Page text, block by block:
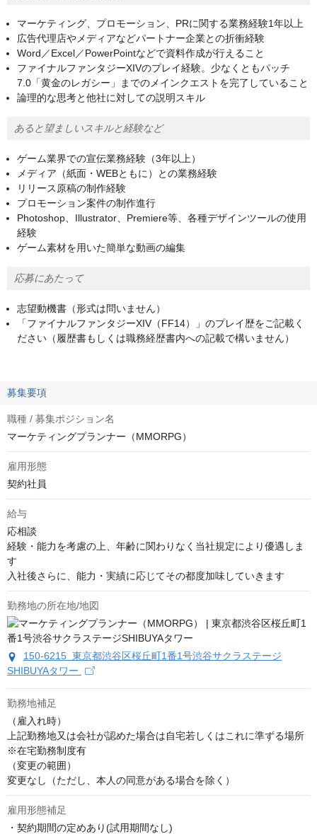
マーケティング、プロモーション、PRに関する業務経験1年以上
広告代理店やメディアなどパートナー企業との折衝経験
Word／Excel／PowerPointなどで資料作成が行えること
ファイナルファンタジーXIVのプレイ経験。少なくともパッチ
7.0「黄金のレガシー」までのメインクエストを完了していること
論理的な思考と他社に対しての説明スキル
あると望ましいスキルと経験など
ゲーム業界での宣伝業務経験（3年以上）
メディア（紙面・WEBともに）との業務経験
リリース原稿の制作経験
プロモーション案件の制作進行
Photoshop、Illustrator、Premiere等、各種デザインツールの使用
経験
ゲーム素材を用いた簡単な動画の編集
応募にあたって
志望動機書（形式は問いません）
「ファイナルファンタジーXIV（FF14）」のプレイ歴をご記載く
ださい（履歴書もしくは職務経歴書内への記載で構いません）
募集要項
職種 / 募集ポジション名
マーケティングプランナー（MMORPG）
雇用形態
契約社員
給与
応相談
経験・能力を考慮の上、年齢に関わりなく当社規定により優遇しま
す
入社後さらに、能力・実績に応じてその都度加味していきます
勤務地の所在地/地図
150-6215 東京都渋谷区桜丘町1番1号渋谷サクラステージ
SHIBUYAタワー
勤務地補足
（雇入れ時）
上記勤務地又は会社が認めた場合は自宅若しくはこれに準ずる場所
※在宅勤務制度有
（変更の範囲）
変更なし（ただし、本人の同意がある場合を除く）
雇用形態補足
・契約期間の定めあり(試用期間なし)